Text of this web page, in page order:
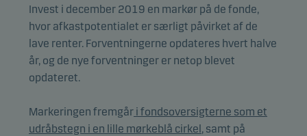
Invest i december 2019 en markør på de fonde,
hvor afkastpotentialet er særligt påvirket af de
lave renter. Forventningerne opdateres hvert halve
år, og de nye forventninger er netop blevet
opdateret.
Markeringen fremgår i fondsoversigterne som et
udråbstegn i en lille mørkeblå cirkel, samt på